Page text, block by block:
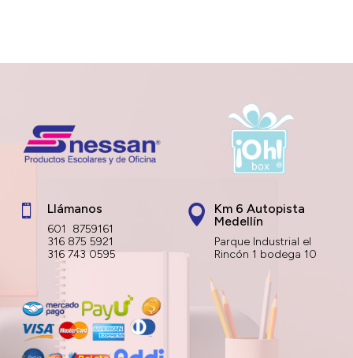
 Llámanos
601 8759161
316 875 5921
316 743 0595

Km 6 Autopista
Medellín
Parque Industrial el
Rincón 1 bodega 10